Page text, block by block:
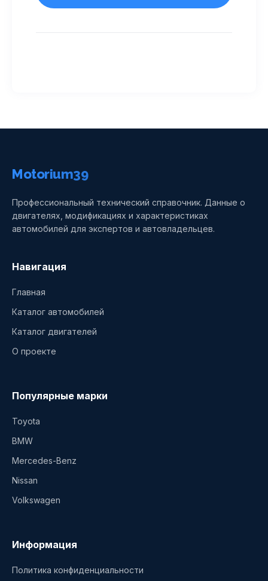
Motorium39
Профессиональный технический справочник. Данные о
двигателях, модификациях и характеристиках
автомобилей для экспертов и автовладельцев.
Навигация
Главная
Каталог автомобилей
Каталог двигателей
О проекте
Популярные марки
Toyota
BMW
Mercedes-Benz
Nissan
Volkswagen
Информация
Политика конфиденциальности